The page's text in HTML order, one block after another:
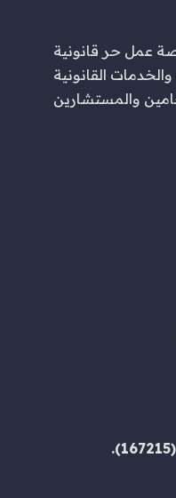
عمل حر قانونية
القانونية
والمستشارين